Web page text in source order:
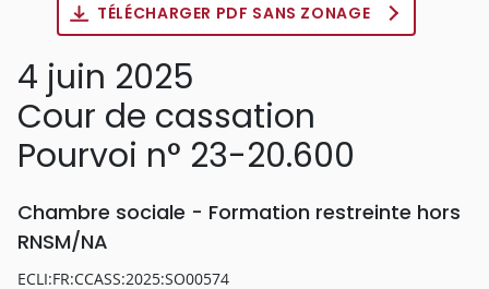
TÉLÉCHARGER PDF SANS ZONAGE
4 juin 2025
Cour de cassation
Pourvoi n° 23-20.600
Chambre sociale - Formation restreinte hors
RNSM/NA
ECLI:FR:CCASS:2025:SO00574